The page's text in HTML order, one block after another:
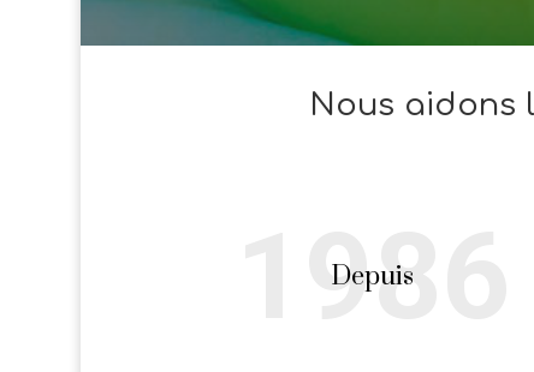
Nous aidons
1986
Depuis